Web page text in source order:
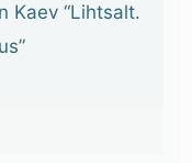
Kaev “Lihtsalt.